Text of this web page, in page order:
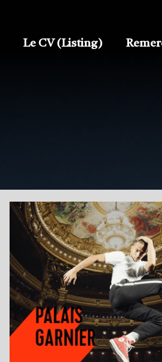
Le CV (Listing)